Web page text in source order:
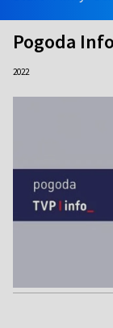
Pogoda Info
2022